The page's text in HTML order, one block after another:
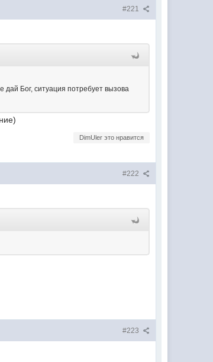
#221
дай Бог, ситуация потребует вызова
DimUler это нравится
#222
#223